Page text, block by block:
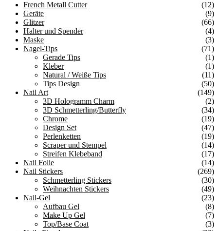
French Metall Cutter
(12)
Geräte
(9)
Glitzer
(66)
Halter und Spender
(4)
Maske
(3)
Nagel-Tips
(71)
Gerade Tips
(1)
Kleber
(1)
Natural / Weiße Tips
(11)
Tips Design
(50)
Nail Art
(149)
3D Hologramm Charm
(2)
3D Schmetterling/Butterfly
(34)
Chrome
(19)
Design Set
(47)
Perlenketten
(19)
Scraper und Stempel
(14)
Streifen Klebeband
(17)
Nail Folie
(14)
Nail Stickers
(269)
Schmetterling Stickers
(30)
Weihnachten Stickers
(49)
Nail-Gel
(23)
Aufbau Gel
(8)
Make Up Gel
(7)
Top/Base Coat
(3)